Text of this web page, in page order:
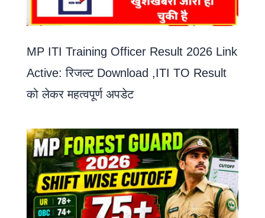
MP ITI Training Officer Result 2026 Link
Active: रिजल्ट Download ,ITI TO Result
को लेकर महत्वपूर्ण अपडेट